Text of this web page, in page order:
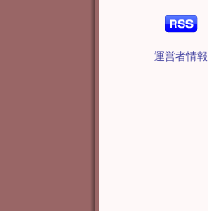
運営者情報